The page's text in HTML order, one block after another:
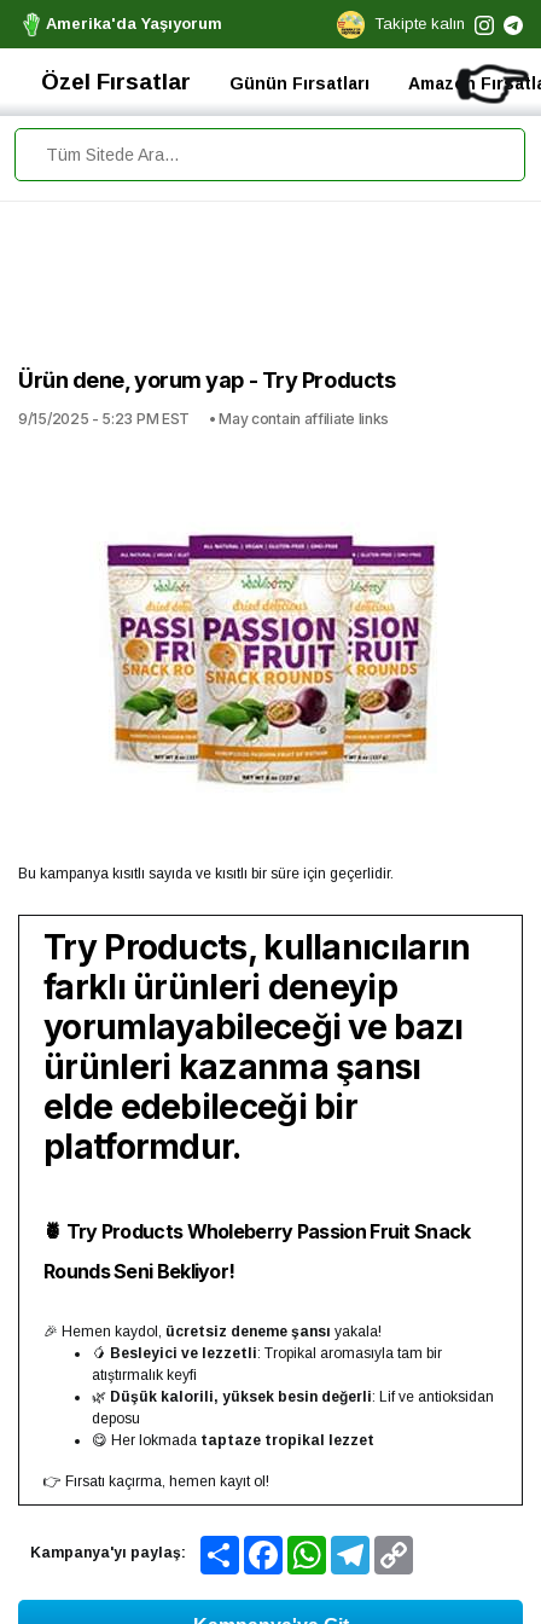
Amerika'da Yaşıyorum Takipte kalın
👉
Özel Fırsatlar Günün Fırsatları Amazon
Ürün dene, yorum yap - Try Products
9/15/2025 - 5:23 PM EST • May contain affiliate links
Bu kampanya kısıtlı sayıda ve kısıtlı bir süre için geçerlidir.
Try Products, kullanıcıların
farklı ürünleri deneyip
yorumlayabileceği ve bazı
ürünleri kazanma şansı
elde edebileceği bir
platformdur.
🍍 Try Products Wholeberry Passion Fruit Snack
Rounds Seni Bekliyor!
🎉 Hemen kaydol, ücretsiz deneme şansı yakala!
🥭 Besleyici ve lezzetli: Tropikal aromasıyla tam bir
atıştırmalık keyfi
🌿 Düşük kalorili, yüksek besin değerli: Lif ve antioksidan
deposu
😋 Her lokmada taptaze tropikal lezzet
👉 Fırsatı kaçırma, hemen kayıt ol!
Kampanya'yı paylaş: Share FacebookWhatsAppTelegram